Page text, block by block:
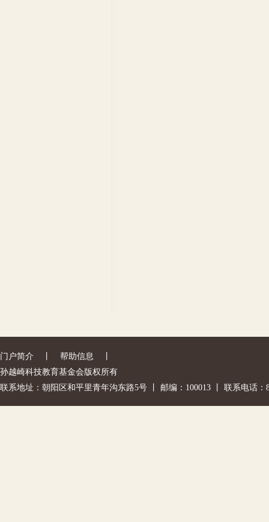
门户简介 帮助信息
孙越崎科技教育基金会版权所有
联系地址：朝阳区和平里青年沟东路5号 丨 邮编：100013 丨 联系电话：